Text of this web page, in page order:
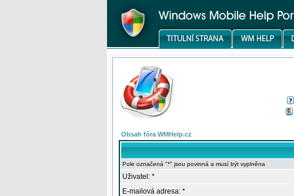
Obsah fóra WMHelp.cz
Pole označená "*" jsou povinná a musí být vyplněna
Uživatel: *
E-mailová adresa: *